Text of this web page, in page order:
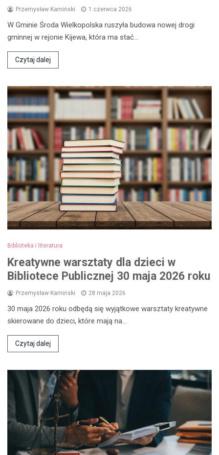
Przemysław Kamiński 1 czerwca 2026
W Gminie Środa Wielkopolska ruszyła budowa nowej drogi
gminnej w rejonie Kijewa, która ma stać…
Czytaj dalej
Biblioteka i literatura
Kreatywne warsztaty dla dzieci w
Bibliotece Publicznej 30 maja 2026 roku
Przemysław Kamiński 28 maja 2026
30 maja 2026 roku odbędą się wyjątkowe warsztaty kreatywne
skierowane do dzieci, które mają na…
Czytaj dalej